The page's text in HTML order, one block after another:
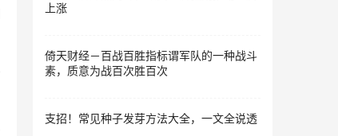
上涨
倚天财经－百战百胜指标谓军队的一种战斗
素，质意为战百次胜百次
支招！常见种子发芽方法大全，一文全说透